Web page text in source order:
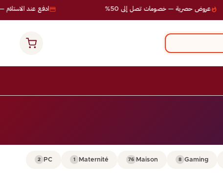
ادفع عند الاستلام — عروض حصرية — خصومات تصل إلى 50%
Gaming
8
Maison
76
Maternité
1
PC
2